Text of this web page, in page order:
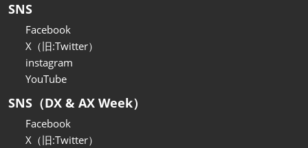
SNS
Facebook
X（旧:Twitter）
instagram
YouTube
SNS（DX & AX Week）
Facebook
X（旧:Twitter）